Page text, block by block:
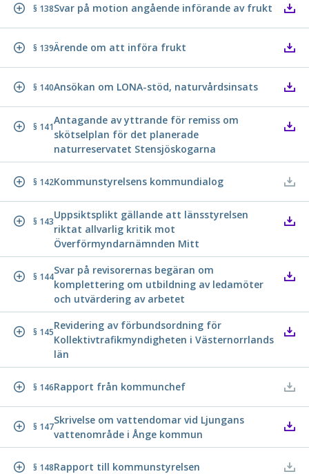
§ 138Svar på motion angående införande av frukt
§ 139Ärende om att införa frukt
§ 140Ansökan om LONA-stöd, naturvårdsinsats
§ 141
Antagande av yttrande för remiss om
skötselplan för det planerade
naturreservatet Stensjöskogarna
§ 142Kommunstyrelsens kommundialog
§ 143
Uppsiktsplikt gällande att länsstyrelsen
riktat allvarlig kritik mot
Överförmyndarnämnden Mitt
§ 144
Svar på revisorernas begäran om
komplettering om utbildning av ledamöter
och utvärdering av arbetet
§ 145
Revidering av förbundsordning för
Kollektivtrafikmyndigheten i Västernorrlands
län
§ 146Rapport från kommunchef
§ 147
Skrivelse om vattendomar vid Ljungans
vattenområde i Ånge kommun
§ 148Rapport till kommunstyrelsen